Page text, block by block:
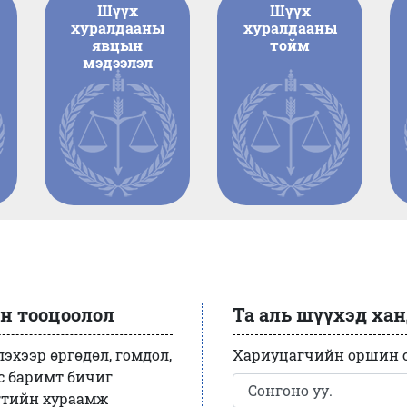
Патент болон зохиогчийн эрхийн маргаан
Төрийн албаны маргаан
Шүүхийн шийдвэр гүйцэтгэх ажиллагаатай
холбоотой маргаан
Цагаатгалын нөхөн олговортой холбоотой
маргаан
Бусад маргаан
Шүүх
хуралдааны
явцын
мэдээлэл
Шүүх
хуралдааны
тойм
тооцоолол
өргөдөл, гомдол,
баримт бичиг
хураамж
Та аль шүүхэд
Хариуцагчийн оршин